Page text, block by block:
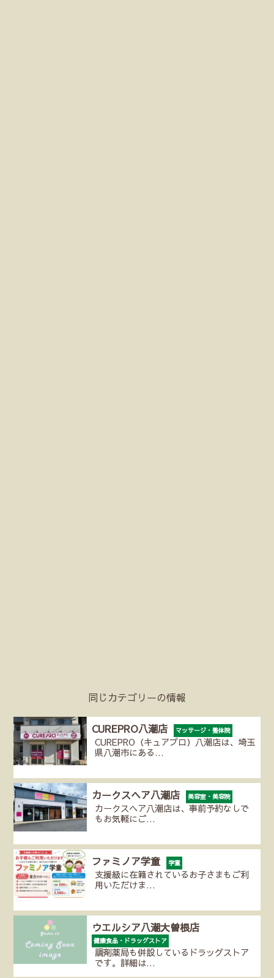
同じカテゴリーの情報
CUREPRO八潮店 マッサージ・整体院
CUREPRO（キュアプロ）八潮店は、埼玉
県八潮市にある…
カークスヘア八潮店 美容室・美容院
カークスヘア八潮店は、事前予約なしで
もお気軽にご…
ファミノア学童 学童
支援級に在籍されているお子さまもご利
用いただけま…
ウエルシア八潮大曽根店
健康食品・ドラッグストア
調剤薬局も併設しているドラッグストア
です。詳細は…